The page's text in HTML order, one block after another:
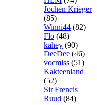
Jochen Krieger
(85)
Winni44 (82)
Flo (48)
kahey (90)
DeeDee (46)
vocmiss (51)
Kakteenland
(52)
Sir Frencis
Ruud (84)